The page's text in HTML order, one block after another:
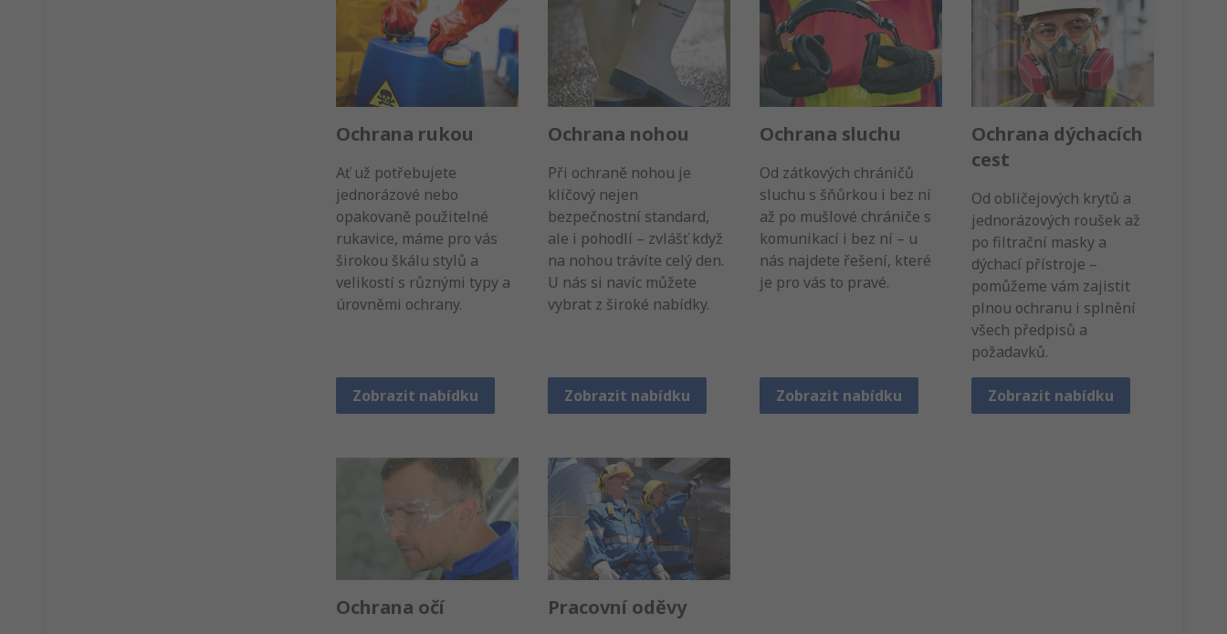
Ochrana rukou
Ať už potřebujete
jednorázové nebo
opakovaně použitelné
rukavice, máme pro vás
širokou škálu stylů a
velikostí s různými typy a
úrovněmi ochrany.
Zobrazit nabídku
Ochrana nohou
Při ochraně nohou je
klíčový nejen
bezpečnostní standard,
ale i pohodlí – zvlášť když
na nohou trávíte celý den.
U nás si navíc můžete
vybrat z široké nabídky.
Zobrazit nabídku
Ochrana sluchu
Od zátkových chráničů
sluchu s šňůrkou i bez ní
až po mušlové chrániče s
komunikací i bez ní – u
nás najdete řešení, které
je pro vás to pravé.
Zobrazit nabídku
Ochrana dýchacích
cest
Od obličejových krytů a
jednorázových roušek až
po filtrační masky a
dýchací přístroje –
pomůžeme vám zajistit
plnou ochranu i splnění
všech předpisů a
požadavků.
Zobrazit nabídku
Ochrana očí Pracovní oděvy